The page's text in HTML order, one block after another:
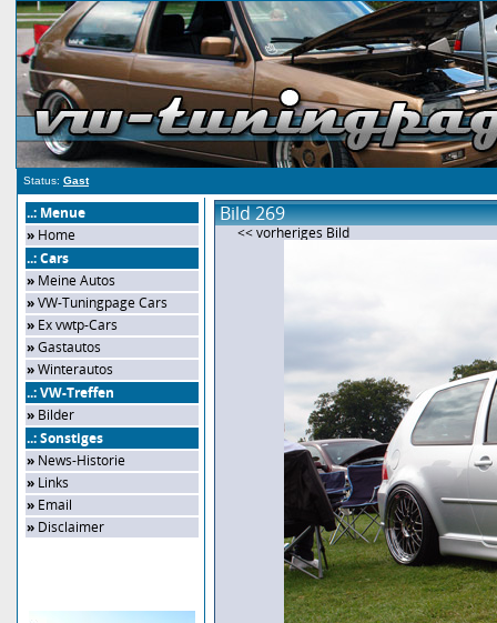
Status: Gast
..: Menue
» Home
..: Cars
» Meine Autos
»VW-Tuningpage Cars
» Ex vwtp-Cars
»Gastautos
»Winterautos
..: VW-Treffen
» Bilder
..: Sonstiges
» News-Historie
» Links
» Email
» Disclaimer
Bild 269
<< vorheriges Bild